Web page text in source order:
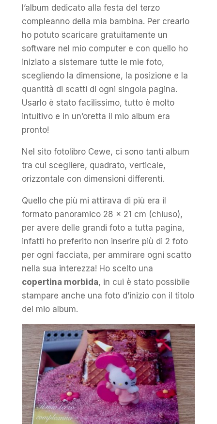
l’album dedicato alla festa del terzo
compleanno della mia bambina. Per crearlo
ho potuto scaricare gratuitamente un
software nel mio computer e con quello ho
iniziato a sistemare tutte le mie foto,
scegliendo la dimensione, la posizione e la
quantità di scatti di ogni singola pagina.
Usarlo è stato facilissimo, tutto è molto
intuitivo e in un’oretta il mio album era
pronto!
Nel sito fotolibro Cewe, ci sono tanti album
tra cui scegliere, quadrato, verticale,
orizzontale con dimensioni differenti.
Quello che più mi attirava di più era il
formato panoramico 28 x 21 cm (chiuso),
per avere delle grandi foto a tutta pagina,
infatti ho preferito non inserire più di 2 foto
per ogni facciata, per ammirare ogni scatto
nella sua interezza! Ho scelto una
copertina morbida, in cui è stato possibile
stampare anche una foto d’inizio con il titolo
del mio album.